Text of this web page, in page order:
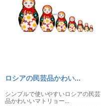
ロシアの民芸品かわい...
シンプルで使いやすいロシアの民芸
品かわいいマトリョー...